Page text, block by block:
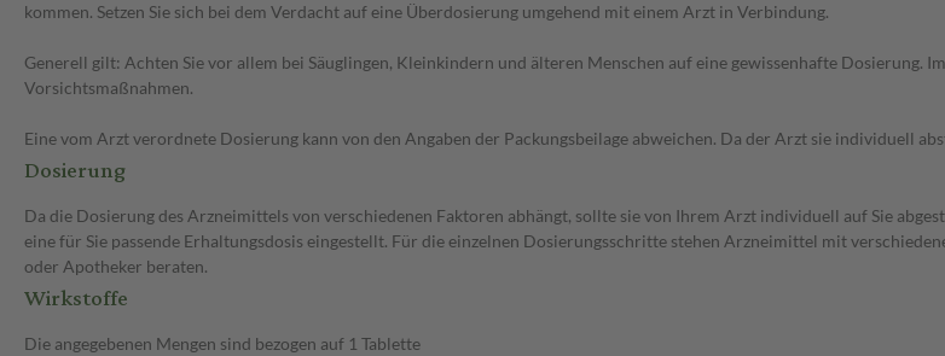
kommen. Setzen Sie sich bei dem Verdacht auf eine Überdosierung umgehend mit einem Arzt in Verbindung.
Generell gilt: Achten Sie vor allem bei Säuglingen, Kleinkindern und älteren Menschen auf eine gewissenhafte
Vorsichtsmaßnahmen.
Eine vom Arzt verordnete Dosierung kann von den Angaben der Packungsbeilage abweichen. Da der Arzt sie individuell
Dosierung
Da die Dosierung des Arzneimittels von verschiedenen Faktoren abhängt, sollte sie von Ihrem Arzt individuell auf Sie
eine für Sie passende Erhaltungsdosis eingestellt. Für die einzelnen Dosierungsschritte stehen Arzneimittel mit
oder Apotheker beraten.
Wirkstoffe
Die angegebenen Mengen sind bezogen auf 1 Tablette